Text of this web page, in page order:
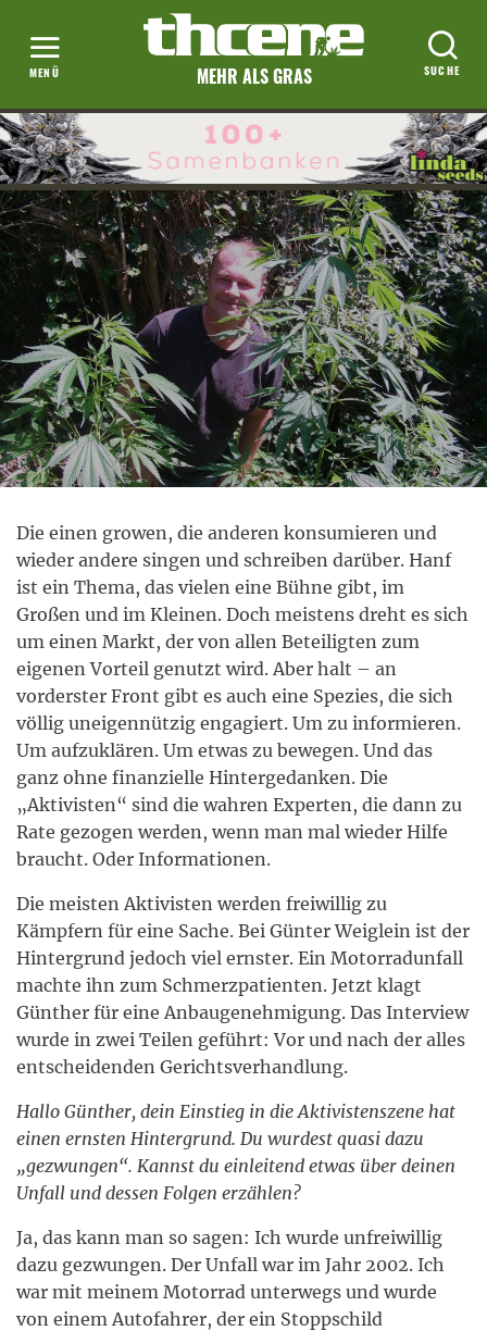
MEHR ALS GRAS
Die einen growen, die anderen konsumieren und
wieder andere singen und schreiben darüber. Hanf
ist ein Thema, das vielen eine Bühne gibt, im
Großen und im Kleinen. Doch meistens dreht es sich
um einen Markt, der von allen Beteiligten zum
eigenen Vorteil genutzt wird. Aber halt – an
vorderster Front gibt es auch eine Spezies, die sich
völlig uneigennützig engagiert. Um zu informieren.
Um aufzuklären. Um etwas zu bewegen. Und das
ganz ohne finanzielle Hintergedanken. Die
„Aktivisten“ sind die wahren Experten, die dann zu
Rate gezogen werden, wenn man mal wieder Hilfe
braucht. Oder Informationen.
Die meisten Aktivisten werden freiwillig zu
Kämpfern für eine Sache. Bei Günter Weiglein ist der
Hintergrund jedoch viel ernster. Ein Motorradunfall
machte ihn zum Schmerzpatienten. Jetzt klagt
Günther für eine Anbaugenehmigung. Das Interview
wurde in zwei Teilen geführt: Vor und nach der alles
entscheidenden Gerichtsverhandlung.
Hallo Günther, dein Einstieg in die Aktivistenszene hat
einen ernsten Hintergrund. Du wurdest quasi dazu
„gezwungen“. Kannst du einleitend etwas über deinen
Unfall und dessen Folgen erzählen?
Ja, das kann man so sagen: Ich wurde unfreiwillig
dazu gezwungen. Der Unfall war im Jahr 2002. Ich
war mit meinem Motorrad unterwegs und wurde
von einem Autofahrer, der ein Stoppschild